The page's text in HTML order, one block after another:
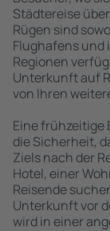
Städtereise
Rügen sind
Flughafens und
Regionen
Unterkunft auf
von Ihren
Eine frühzeitige
die Sicherheit,
Ziels nach der
Hotel, einer
Reisende
Unterkunft vor
wird in einer